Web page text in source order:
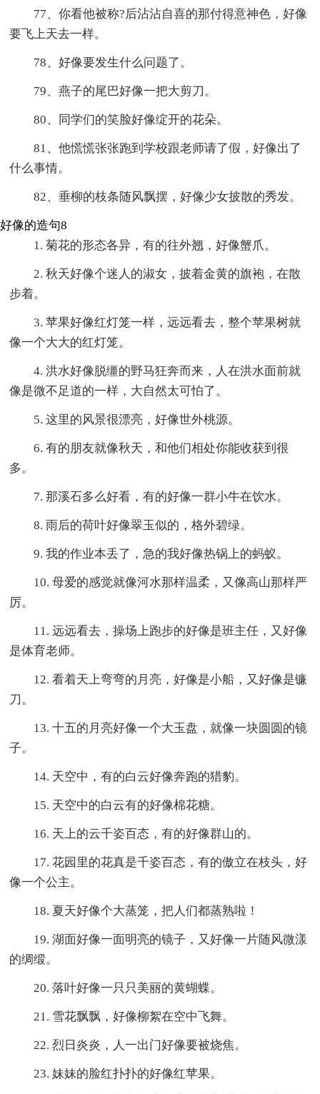
77、你看他被称?后沾沾自喜的那付得意神色，好像
要飞上天去一样。
78、好像要发生什么问题了。
79、燕子的尾巴好像一把大剪刀。
80、同学们的笑脸好像绽开的花朵。
81、他慌慌张张跑到学校跟老师请了假，好像出了
什么事情。
82、垂柳的枝条随风飘摆，好像少女披散的秀发。
好像的造句8
1. 菊花的形态各异，有的往外翘，好像蟹爪。
2. 秋天好像个迷人的淑女，披着金黄的旗袍，在散
步着。
3. 苹果好像红灯笼一样，远远看去，整个苹果树就
像一个大大的红灯笼。
4. 洪水好像脱缰的野马狂奔而来，人在洪水面前就
像是微不足道的一样，大自然太可怕了。
5. 这里的风景很漂亮，好像世外桃源。
6. 有的朋友就像秋天，和他们相处你能收获到很
多。
7. 那溪石多么好看，有的好像一群小牛在饮水。
8. 雨后的荷叶好像翠玉似的，格外碧绿。
9. 我的作业本丢了，急的我好像热锅上的蚂蚁。
10. 母爱的感觉就像河水那样温柔，又像高山那样严
厉。
11. 远远看去，操场上跑步的好像是班主任，又好像
是体育老师。
12. 看着天上弯弯的月亮，好像是小船，又好像是镰
刀。
13. 十五的月亮好像一个大玉盘，就像一块圆圆的镜
子。
14. 天空中，有的白云好像奔跑的猎豹。
15. 天空中的白云有的好像棉花糖。
16. 天上的云千姿百态，有的好像群山的。
17. 花园里的花真是千姿百态，有的傲立在枝头，好
像一个公主。
18. 夏天好像个大蒸笼，把人们都蒸熟啦！
19. 湖面好像一面明亮的镜子，又好像一片随风微漾
的绸缎。
20. 落叶好像一只只美丽的黄蝴蝶。
21. 雪花飘飘，好像柳絮在空中飞舞。
22. 烈日炎炎，人一出门好像要被烧焦。
23. 妹妹的脸红扑扑的好像红苹果。